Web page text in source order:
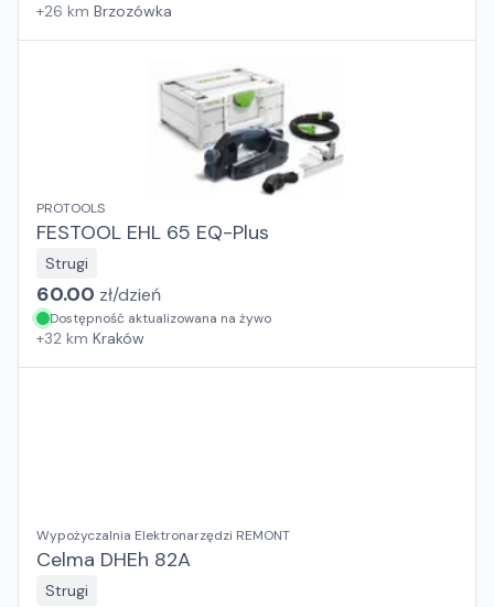
+26 km Brzozówka
PROTOOLS
FESTOOL EHL 65 EQ-Plus
Strugi
60.00 zł/dzień
Dostępność aktualizowana na żywo
+32 km Kraków
Wypożyczalnia Elektronarzędzi REMONT
Celma DHEh 82A
Strugi